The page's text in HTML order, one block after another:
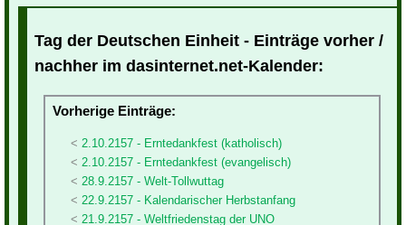
Tag der Deutschen Einheit - Einträge vorher /
nachher im dasinternet.net-Kalender:
Vorherige Einträge:
2.10.2157 - Erntedankfest (katholisch)
2.10.2157 - Erntedankfest (evangelisch)
28.9.2157 - Welt-Tollwuttag
22.9.2157 - Kalendarischer Herbstanfang
21.9.2157 - Weltfriedenstag der UNO